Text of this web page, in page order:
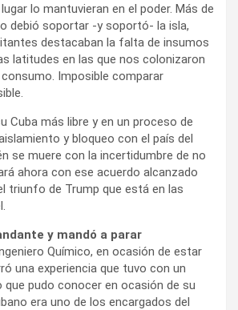
lo mantuvieran en el poder. Más de
debió soportar -y soportó- la isla,
destacaban la falta de insumos
latitudes en las que nos colonizaron
Imposible comparar
Cuba más libre y en un proceso de
y bloqueo con el país del
se muere con la incertidumbre de no
ahora con ese acuerdo alcanzado
triunfo de Trump que está en las
y mandó a parar
Químico, en ocasión de estar
una experiencia que tuvo con un
pudo conocer en ocasión de su
era uno de los encargados del